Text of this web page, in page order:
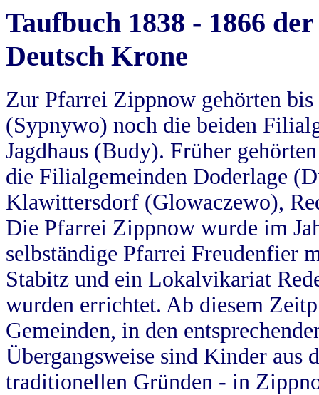
Taufbuch 1838 - 1866
Deutsch Krone
Zur Pfarrei Zippnow gehörten
(Sypnywo) noch die beiden
Jagdhaus (Budy). Früher
die Filialgemeinden Doderlage
Klawittersdorf (Glowaczewo),
Die Pfarrei Zippnow wurde im
selbständige Pfarrei Freudenfier
Stabitz und ein Lokalvikariat
wurden errichtet. Ab diesem
Gemeinden, in den
Übergangsweise sind Kinder aus
traditionellen Gründen - in